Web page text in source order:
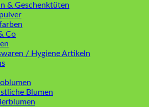
& Geschenktüten
Co
/ Hygiene Artikeln
Blumen